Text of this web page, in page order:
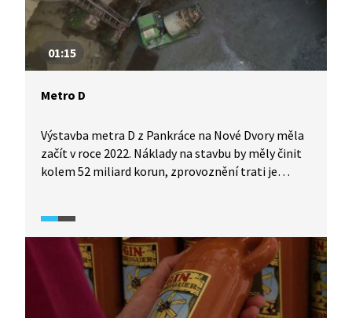
01:15
Metro D
Výstavba metra D z Pankráce na Nové Dvory měla
začít v roce 2022. Náklady na stavbu by měly činit
kolem 52 miliard korun, zprovoznění trati je